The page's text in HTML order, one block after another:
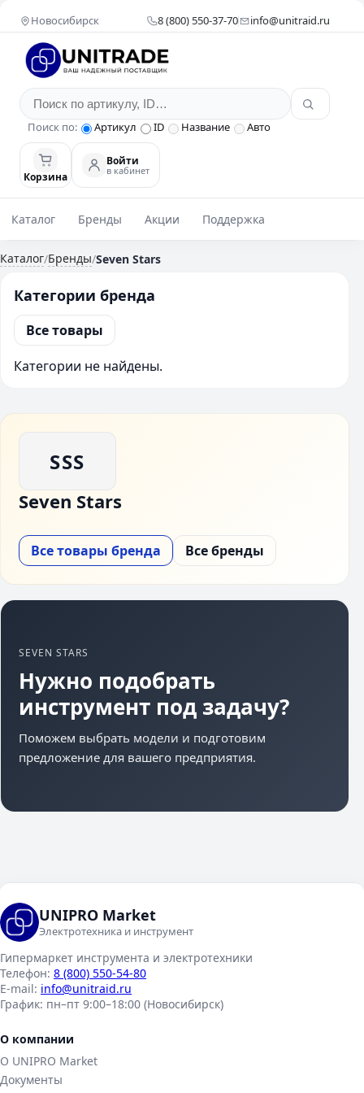
Новосибирск 8 (800) 550-37-70 info@unitraid.ru
Поиск по: Артикул ID Название Авто
Корзина
Войти
в кабинет
Каталог Бренды Акции Поддержка
Каталог/Бренды/Seven Stars
Категории бренда
Все товары
Категории не найдены.
SSS
Seven Stars
Все товары бренда Все бренды
SEVEN STARS
Нужно подобрать
инструмент под задачу?
Поможем выбрать модели и подготовим
предложение для вашего предприятия.
UNIPRO Market
Электротехника и инструмент
Гипермаркет инструмента и электротехники
Телефон: 8 (800) 550-54-80
E-mail: info@unitraid.ru
График: пн–пт 9:00–18:00 (Новосибирск)
О компании
О UNIPRO Market
Документы